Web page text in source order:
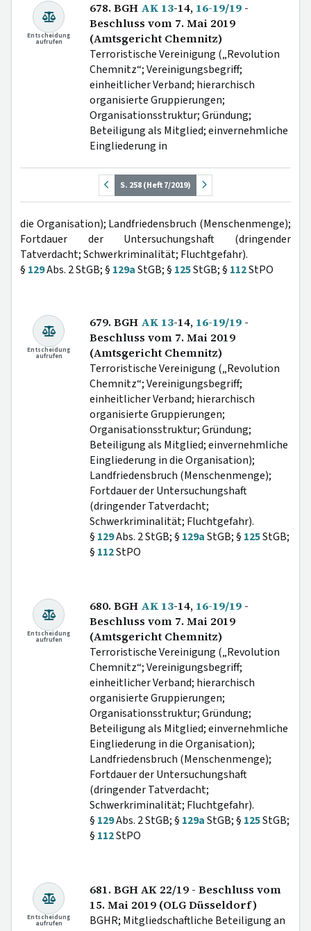
Entscheidung
aufrufen
678. BGH AK 13-14, 16-19/19 -
Beschluss vom 7. Mai 2019
(Amtsgericht Chemnitz)
Terroristische Vereinigung („Revolution
Chemnitz“; Vereinigungsbegriff;
einheitlicher Verband; hierarchisch
organisierte Gruppierungen;
Organisationsstruktur; Gründung;
Beteiligung als Mitglied; einvernehmliche
Eingliederung in
S. 258 (Heft 7/2019)
die Organisation); Landfriedensbruch (Menschenmenge);
Fortdauer der Untersuchungshaft (dringender
Tatverdacht; Schwerkriminalität; Fluchtgefahr).
§ 129Abs. 2 StGB; § 129aStGB; § 125StGB; § 112StPO
Entscheidung
aufrufen
679. BGH AK 13-14, 16-19/19 -
Beschluss vom 7. Mai 2019
(Amtsgericht Chemnitz)
Terroristische Vereinigung („Revolution
Chemnitz“; Vereinigungsbegriff;
einheitlicher Verband; hierarchisch
organisierte Gruppierungen;
Organisationsstruktur; Gründung;
Beteiligung als Mitglied; einvernehmliche
Eingliederung in die Organisation);
Landfriedensbruch (Menschenmenge);
Fortdauer der Untersuchungshaft
(dringender Tatverdacht;
Schwerkriminalität; Fluchtgefahr).
§ 129Abs. 2 StGB; § 129aStGB; § 125StGB;
§ 112StPO
Entscheidung
aufrufen
680. BGH AK 13-14, 16-19/19 -
Beschluss vom 7. Mai 2019
(Amtsgericht Chemnitz)
Terroristische Vereinigung („Revolution
Chemnitz“; Vereinigungsbegriff;
einheitlicher Verband; hierarchisch
organisierte Gruppierungen;
Organisationsstruktur; Gründung;
Beteiligung als Mitglied; einvernehmliche
Eingliederung in die Organisation);
Landfriedensbruch (Menschenmenge);
Fortdauer der Untersuchungshaft
(dringender Tatverdacht;
Schwerkriminalität; Fluchtgefahr).
§ 129Abs. 2 StGB; § 129aStGB; § 125StGB;
§ 112StPO
Entscheidung
aufrufen
681. BGH AK 22/19 - Beschluss vom
15. Mai 2019 (OLG Düsseldorf)
BGHR; Mitgliedschaftliche Beteiligung an